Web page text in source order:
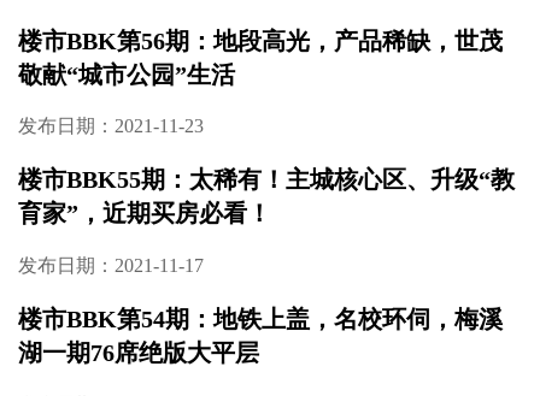
楼市BBK第58期：既繁华又舒适，长沙新贵青
年的新选择——金茂智慧科学城
发布日期：2021-12-06
楼市BBK第57期：你还要错过吗？主城最后原
生态湿地，低密洋房王牌住区
发布日期：2021-11-29
楼市BBK第56期：地段高光，产品稀缺，世茂
敬献“城市公园”生活